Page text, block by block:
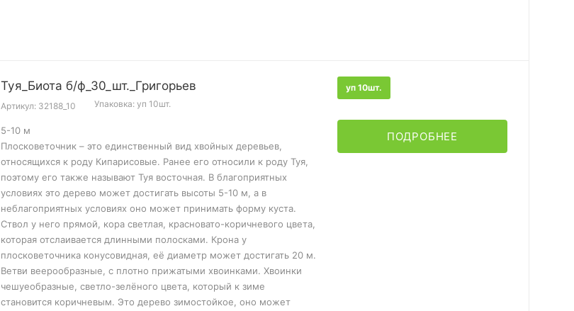
Туя_Биота б/ф_30_шт._Григорьев
Артикул: 32188_10 Упаковка: уп 10шт.
5-10 м
Плосковеточник – это единственный вид хвойных деревьев,
относящихся к роду Кипарисовые. Ранее его относили к роду Туя,
поэтому его также называют Туя восточная. В благоприятных
условиях это дерево может достигать высоты 5-10 м, а в
неблагоприятных условиях оно может принимать форму куста.
Ствол у него прямой, кора светлая, красновато-коричневого цвета,
которая отслаивается длинными полосками. Крона у
плосковеточника конусовидная, её диаметр может достигать 20 м.
Ветви веерообразные, с плотно прижатыми хвоинками. Хвоинки
чешуеобразные, светло-зелёного цвета, который к зиме
становится коричневым. Это дерево зимостойкое, оно может
уп 10шт.
ПОДРОБНЕЕ